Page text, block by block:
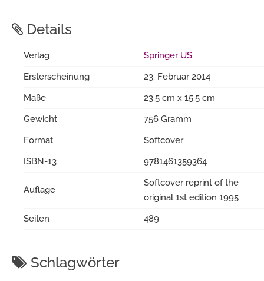
Details
Verlag
Springer US
Ersterscheinung
23. Februar 2014
Maße
23.5 cm x 15.5 cm
Gewicht
756 Gramm
Format
Softcover
ISBN-13
9781461359364
Auflage
Softcover reprint of the
original 1st edition 1995
Seiten
489
Schlagwörter